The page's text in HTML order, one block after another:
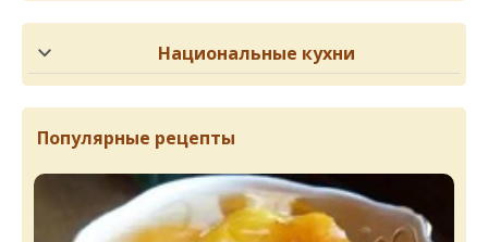
Национальные кухни
Популярные рецепты